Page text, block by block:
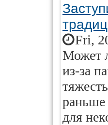
Fri,
Может
из-за
раньше
для